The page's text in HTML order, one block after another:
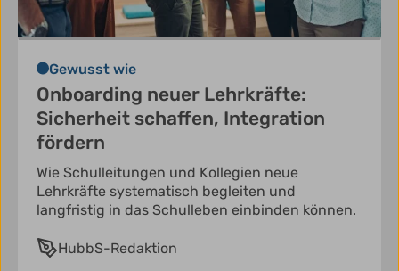
Gewusst wie
Onboarding neuer Lehrkräfte:
Sicherheit schaffen, Integration
fördern
Wie Schulleitungen und Kollegien neue
Lehrkräfte systematisch begleiten und
langfristig in das Schulleben einbinden können.
HubbS-Redaktion